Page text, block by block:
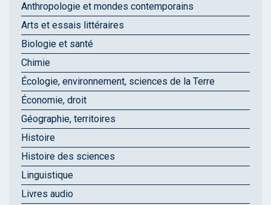
Anthropologie et mondes contemporains
Arts et essais littéraires
Biologie et santé
Chimie
Écologie, environnement, sciences de la Terre
Économie, droit
Géographie, territoires
Histoire
Histoire des sciences
Linguistique
Livres audio